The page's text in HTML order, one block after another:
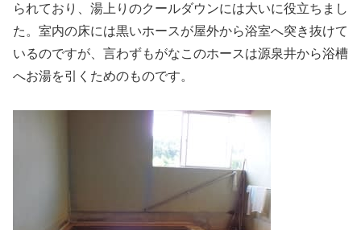
られており、湯上りのクールダウンには大いに役立ちまし
た。室内の床には黒いホースが屋外から浴室へ突き抜けて
いるのですが、言わずもがなこのホースは源泉井から浴槽
へお湯を引くためのものです。